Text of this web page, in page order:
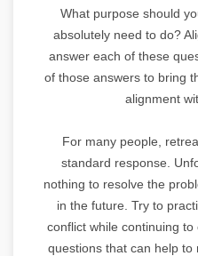
What purpose should
absolutely need to do?
answer each of these
of those answers to bring
alignment
For many people,
standard response.
nothing to resolve the
in the future. Try to
conflict while continuing
questions that can help to